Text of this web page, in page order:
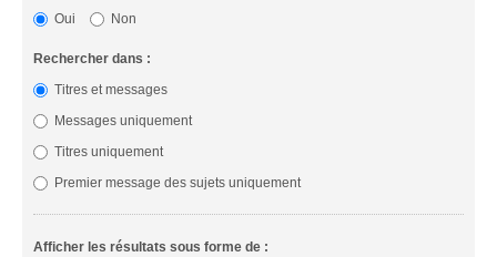
Oui
Non
Rechercher dans :
Titres et messages
Messages uniquement
Titres uniquement
Premier message des sujets uniquement
Afficher les résultats sous forme de :